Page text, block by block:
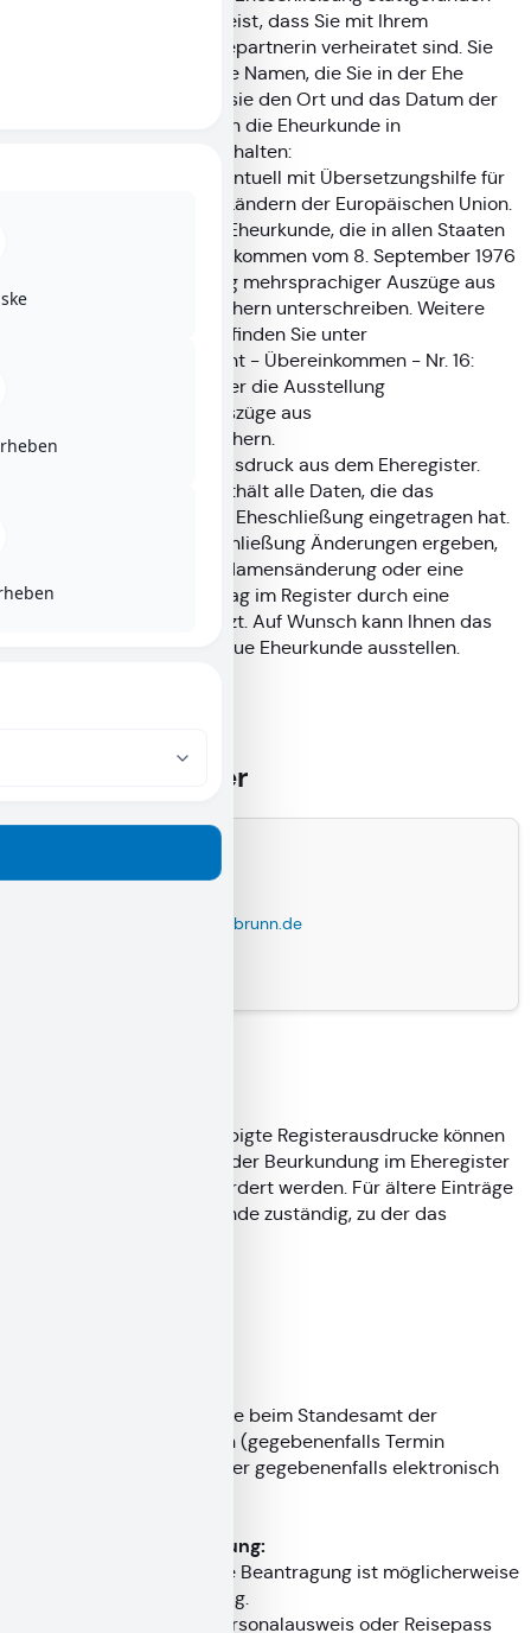
hat. Die Eheurkunde beweist, dass Sie mit Ihrem
Ehepartner oder Ihrer Ehepartnerin verheiratet sind. Sie
enthält unter anderem die Namen, die Sie in der Ehe
führen. Außerdem nennt sie den Ort und das Datum der
Eheschließung. Sie können die Eheurkunde in
verschiedenen Formen erhalten:
Als Eheurkunde, eventuell mit Übersetzungshilfe für
die Verwendung in Ländern der Europäischen Union.
Als mehrsprachige Eheurkunde, die in allen Staaten
gilt, die das Übereinkommen vom 8. September 1976
über die Ausstellung mehrsprachiger Auszüge aus
Personenstandsbüchern unterschreiben. Weitere
Informationen dazu finden Sie unter
Personenstandsrecht - Übereinkommen - Nr. 16:
Übereinkommen über die Ausstellung
mehrsprachiger Auszüge aus
Personenstandsbüchern.
Als beglaubigten Ausdruck aus dem Eheregister.
Dieser Ausdruck enthält alle Daten, die das
Standesamt bei der Eheschließung eingetragen hat.
Falls sich nach der Eheschließung Änderungen ergeben,
zum Beispiel durch eine Namensänderung oder eine
Scheidung, wird der Eintrag im Register durch eine
Folgebeurkundung ergänzt. Auf Wunsch kann Ihnen das
Standesamt dann eine neue Eheurkunde ausstellen.
Ansprechpartner
Funktion: Teamleiter
standesamt@pommelsbrunn.de
Eheurkunden und beglaubigte Registerausdrucke können
nur bis zu 80 Jahre nach der Beurkundung im Eheregister
beim Standesamt angefordert werden. Für ältere Einträge
ist das Archiv der Gemeinde zuständig, zu der das
Sie können die Eheurkunde beim Standesamt der
Eheschließung persönlich (gegebenenfalls Termin
notwendig), schriftlich oder gegebenenfalls elektronisch
Persönliche Antragstellung:
Für eine persönliche Beantragung ist möglicherweise
ein Termin notwendig.
Bringen Sie Ihren Personalausweis oder Reisepass